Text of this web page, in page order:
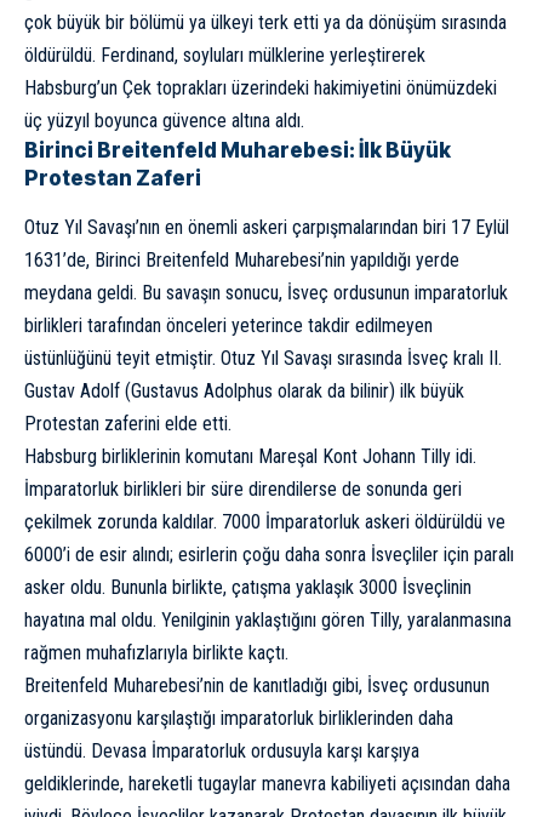
çok büyük bir bölümü ya ülkeyi terk etti ya da dönüşüm sırasında
öldürüldü. Ferdinand, soyluları mülklerine yerleştirerek
Habsburg’un Çek toprakları üzerindeki hakimiyetini önümüzdeki
üç yüzyıl boyunca güvence altına aldı.
Birinci Breitenfeld Muharebesi: İlk Büyük
Protestan Zaferi
Otuz Yıl Savaşı’nın en önemli askeri çarpışmalarından biri 17 Eylül
1631’de, Birinci Breitenfeld Muharebesi’nin yapıldığı yerde
meydana geldi. Bu savaşın sonucu, İsveç ordusunun imparatorluk
birlikleri tarafından önceleri yeterince takdir edilmeyen
üstünlüğünü teyit etmiştir. Otuz Yıl Savaşı sırasında İsveç kralı II.
Gustav Adolf (Gustavus Adolphus olarak da bilinir) ilk büyük
Protestan zaferini elde etti.
Habsburg birliklerinin komutanı Mareşal Kont Johann Tilly idi.
İmparatorluk birlikleri bir süre direndilerse de sonunda geri
çekilmek zorunda kaldılar. 7000 İmparatorluk askeri öldürüldü ve
6000’i de esir alındı; esirlerin çoğu daha sonra İsveçliler için paralı
asker oldu. Bununla birlikte, çatışma yaklaşık 3000 İsveçlinin
hayatına mal oldu. Yenilginin yaklaştığını gören Tilly, yaralanmasına
rağmen muhafızlarıyla birlikte kaçtı.
Breitenfeld Muharebesi’nin de kanıtladığı gibi, İsveç ordusunun
organizasyonu karşılaştığı imparatorluk birliklerinden daha
üstündü. Devasa İmparatorluk ordusuyla karşı karşıya
geldiklerinde, hareketli tugaylar manevra kabiliyeti açısından daha